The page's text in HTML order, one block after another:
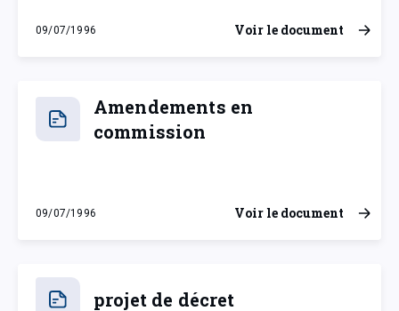
09/07/1996
mardi 9 juillet 1996
Voir le document
Amendements en
commission
09/07/1996
mardi 9 juillet 1996
Voir le document
projet de décret